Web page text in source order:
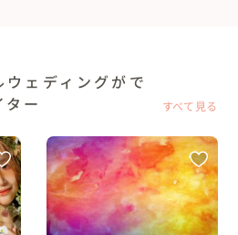
ェディングがで
ー
すべて見る